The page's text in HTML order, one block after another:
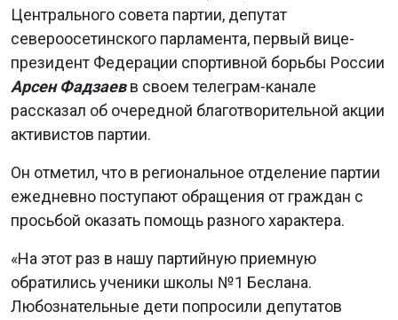
Центрального совета партии, депутат
североосетинского парламента, первый вице-
президент Федерации спортивной борьбы России
Арсен Фадзаевв своем телеграм-канале
рассказал об очередной благотворительной акции
активистов партии.
Он отметил, что в региональное отделение партии
ежедневно поступают обращения от граждан с
просьбой оказать помощь разного характера.
«На этот раз в нашу партийную приемную
обратились ученики школы №1 Беслана.
Любознательные дети попросили депутатов